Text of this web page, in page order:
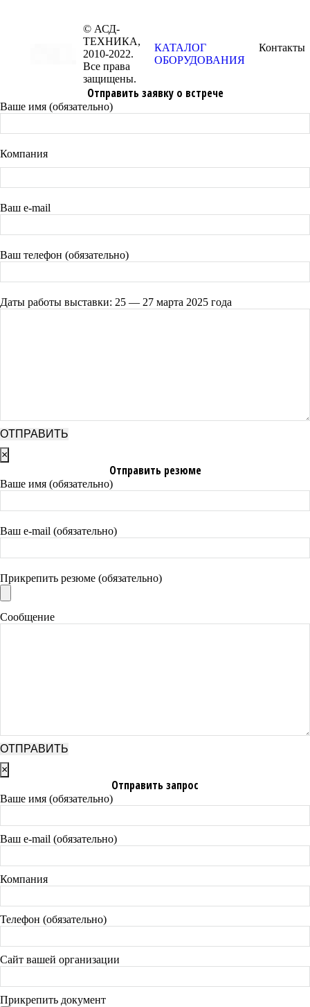
© АСД-
ТЕХНИКА,
2010-2022.
Все права
защищены.
КАТАЛОГ
ОБОРУДОВАНИЯ
Контакты
Отправить заявку о встрече
Ваше имя (обязательно)
Компания
Ваш e-mail
Ваш телефон (обязательно)
Даты работы выставки: 25 — 27 марта 2025 года
×
Отправить резюме
Ваше имя (обязательно)
Ваш e-mail (обязательно)
Прикрепить резюме (обязательно)
Сообщение
×
Отправить запрос
Ваше имя (обязательно)
Ваш e-mail (обязательно)
Компания
Телефон (обязательно)
Сайт вашей организации
Прикрепить документ